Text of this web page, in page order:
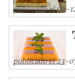
publicado el 06-
publicado el 23-